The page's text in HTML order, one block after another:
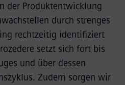
der Produktentwicklung
durch strenges
rechtzeitig identifiziert
setzt sich fort bis
und über dessen
Zudem sorgen wir